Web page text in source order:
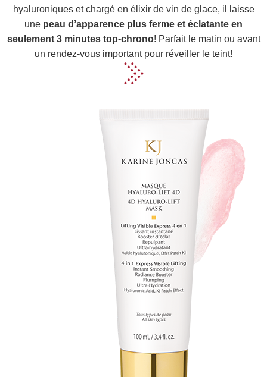
hyaluroniques et chargé en élixir de vin de glace, il laisse
une peau d’apparence plus ferme et éclatante en
seulement 3 minutes top-chrono! Parfait le matin ou avant
un rendez-vous important pour réveiller le teint!